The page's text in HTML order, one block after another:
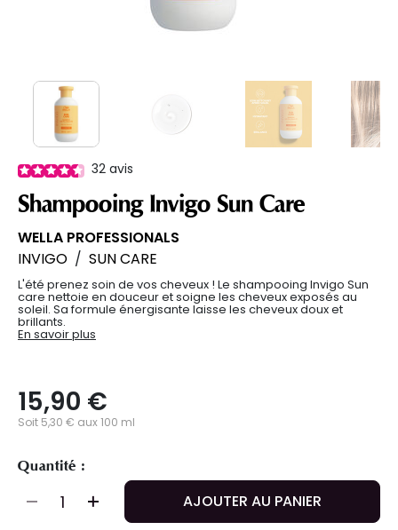
32 avis
Shampooing Invigo Sun Care
WELLA PROFESSIONALS
INVIGO / SUN CARE
L'été prenez soin de vos cheveux ! Le shampooing Invigo Sun
care nettoie en douceur et soigne les cheveux exposés au
soleil. Sa formule énergisante laisse les cheveux doux et
brillants.
En savoir plus
15,90 €
Soit 5,30 € aux 100 ml
Quantité :
AJOUTER AU PANIER